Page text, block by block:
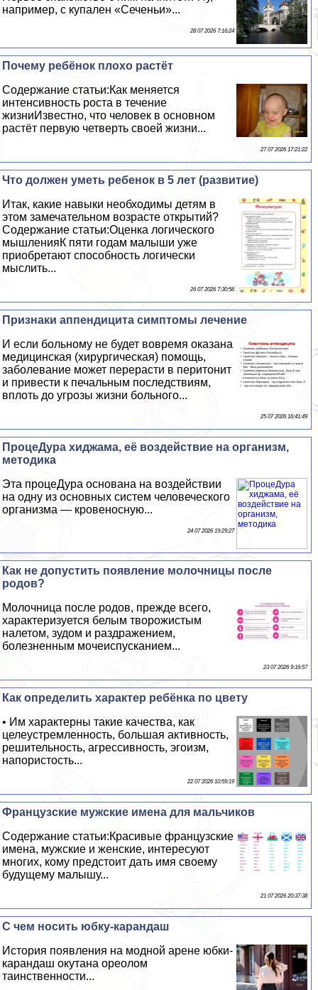
например, с купален «Сеченьи»...
28 07 2026 7:16:24
Почему ребёнок плохо растёт
Содержание статьи:Как меняется
интенсивность роста в течение
жизниИзвестно, что человек в основном
растёт первую четверть своей жизни...
27 07 2026 17:21:22
Что должен уметь ребенок в 5 лет (развитие)
Итак, какие навыки необходимы детям в
этом замечательном возрасте открытий?
Содержание статьи:Оценка логического
мышленияК пяти годам малыши уже
приобретают способность логически
мыслить...
26 07 2026 7:30:56
Признаки аппендицита симптомы лечение
И если больному не будет вовремя оказана
медицинская (хирургическая) помощь,
заболевание может перерасти в перитонит
и привести к печальным последствиям,
вплоть до угрозы жизни больного...
25 07 2026 16:41:49
ПроцеДypa хиджама, её воздействие на организм,
методика
Эта процеДypa основана на воздействии
на одну из основных систем человеческого
организма — кровеносную...
24 07 2026 19:29:27
Как не допустить появление молочницы после
родов?
Молочница после родов, прежде всего,
хаpaктеризуется белым творожистым
налетом, зудом и раздражением,
болезненным мочеиспусканием...
23 07 2026 9:16:57
Как определить хаpaктер ребёнка по цвету
• Им хаpaктерны такие качества, как
целеустремленность, большая активность,
решительность, агрессивность, эгоизм,
напористость...
22 07 2026 10:59:19
Французские мужские имена для мальчиков
Содержание статьи:Красивые французские
имена, мужские и женские, интересуют
многих, кому предстоит дать имя своему
будущему малышу...
21 07 2026 20:37:38
С чем носить юбку-карандаш
История появления на модной арене юбки-
карандаш окутана ореолом
таинственности...